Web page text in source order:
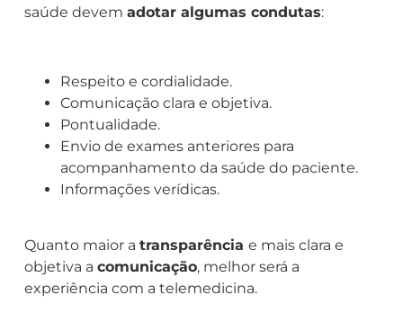
saúde devem adotar algumas condutas:
Respeito e cordialidade.
Comunicação clara e objetiva.
Pontualidade.
Envio de exames anteriores para
acompanhamento da saúde do paciente.
Informações verídicas.
Quanto maior a transparência e mais clara e
objetiva a comunicação, melhor será a
experiência com a telemedicina.